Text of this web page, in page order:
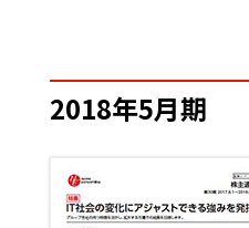
2018年5月期